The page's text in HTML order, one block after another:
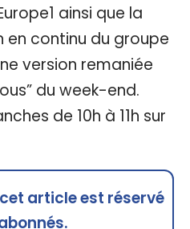
ainsi que la
en continu du groupe
version remaniée
du week-end.
de 10h à 11h sur
article est réservé